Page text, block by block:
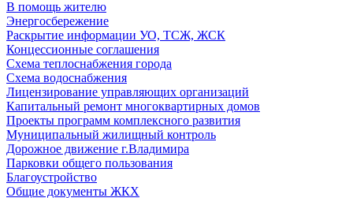
В помощь жителю
Энергосбережение
Раскрытие информации УО, ТСЖ, ЖСК
Концессионные соглашения
Схема теплоснабжения города
Схема водоснабжения
Лицензирование управляющих организаций
Капитальный ремонт многоквартирных домов
Проекты программ комплексного развития
Муниципальный жилищный контроль
Дорожное движение г.Владимира
Парковки общего пользования
Благоустройство
Общие документы ЖКХ